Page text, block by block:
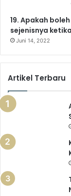
19. Apakah
sejenisnya
Juni 14, 2022
Artikel Terbaru